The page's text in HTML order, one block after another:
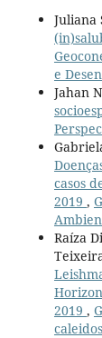
Juliana
e
Jahan
casos
2019 ,
Raíza
2019 ,